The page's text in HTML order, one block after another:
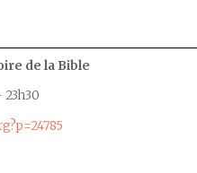
de la Bible
23h30